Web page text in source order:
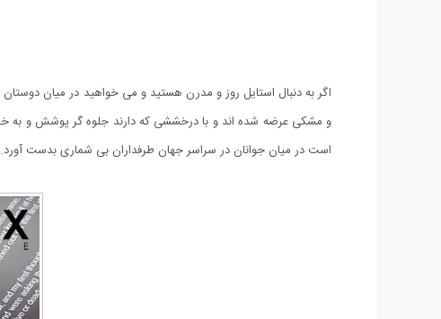
است در میان جوانان در سراسر جهان طرفداران بی شماری بدست آورد.